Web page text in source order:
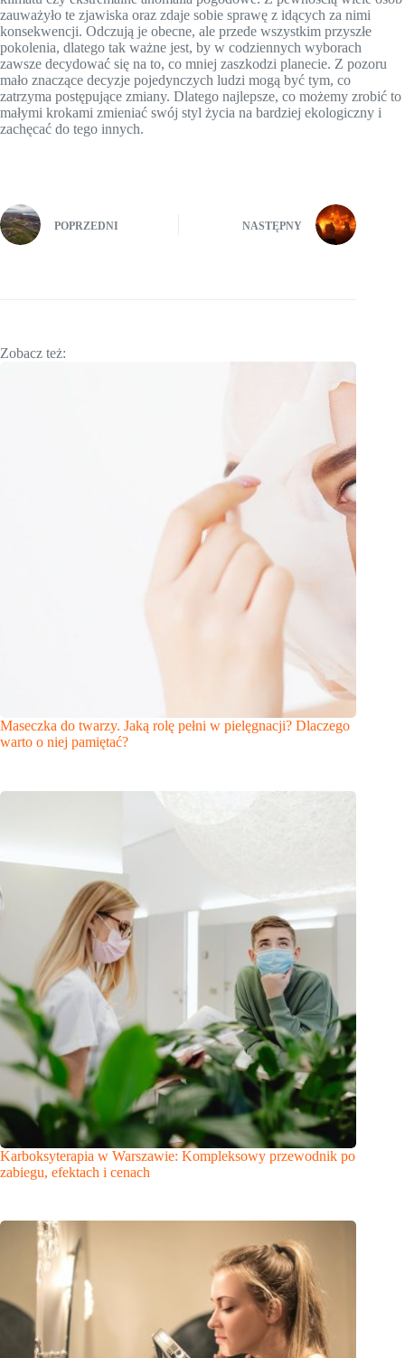
zauważyło te zjawiska oraz zdaje sobie sprawę z idących za nimi
konsekwencji. Odczują je obecne, ale przede wszystkim przyszłe
pokolenia, dlatego tak ważne jest, by w codziennych wyborach
zawsze decydować się na to, co mniej zaszkodzi planecie. Z pozoru
mało znaczące decyzje pojedynczych ludzi mogą być tym, co
zatrzyma postępujące zmiany. Dlatego najlepsze, co możemy zrobić to
małymi krokami zmieniać swój styl życia na bardziej ekologiczny i
zachęcać do tego innych.
POPRZEDNI NASTĘPNY
Zobacz też:
Maseczka do twarzy. Jaką rolę pełni w pielęgnacji? Dlaczego
warto o niej pamiętać?
Karboksyterapia w Warszawie: Kompleksowy przewodnik po
zabiegu, efektach i cenach